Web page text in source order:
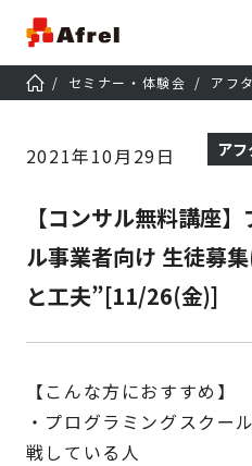
セミナー・体験会 アフ
2021年10月29日 ア
【コンサル無料講座
ル事業者向け 生徒募
と工夫”[11/26(金)]
【こんな方におすすめ】
・プログラミングスクー
戦している人